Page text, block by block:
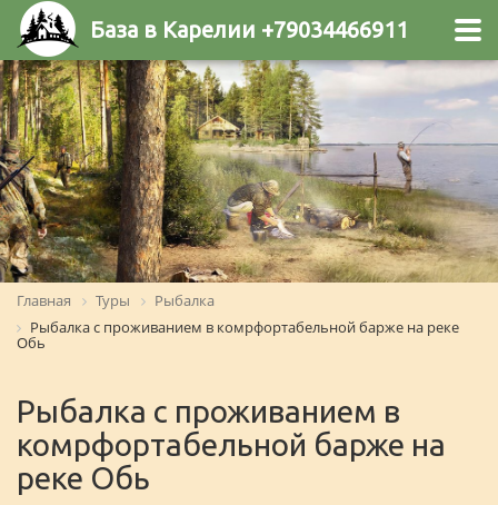
База в Карелии +79034466911
Главная Туры
Рыбалка
Рыбалка с проживанием в комрфортабельной барже на реке
Обь
Рыбалка с проживанием в
комрфортабельной барже на
реке Обь